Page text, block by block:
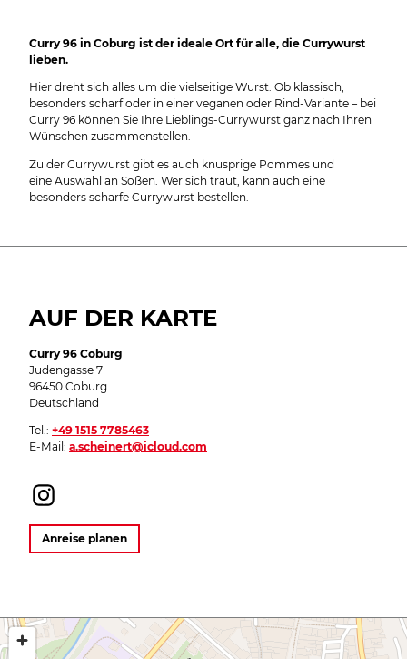
Curry 96 in Coburg ist der ideale Ort für alle, die Currywurst
lieben.
Hier dreht sich alles um die vielseitige Wurst: Ob klassisch,
besonders scharf oder in einer veganen oder Rind-Variante – bei
Curry 96 können Sie Ihre Lieblings-Currywurst ganz nach Ihren
Wünschen zusammenstellen.
Zu der Currywurst gibt es auch knusprige Pommes und
eine Auswahl an Soßen. Wer sich traut, kann auch eine
besonders scharfe Currywurst bestellen.
AUF DER KARTE
Curry 96 Coburg
Judengasse 7
96450 Coburg
Deutschland
Tel.: +49 1515 7785463
E-Mail: a.scheinert@icloud.com
I
r
a
Anreise planen